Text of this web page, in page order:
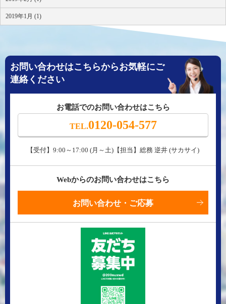
2019年1月 (1)
お問い合わせはこちらからお気軽にご
連絡ください
お電話でのお問い合わせはこちら
TEL.0120-054-577
【受付】9:00～17:00 (月～土)【担当】総務 逆井 (サカサイ)
Webからのお問い合わせはこちら
お問い合わせ・ご応募